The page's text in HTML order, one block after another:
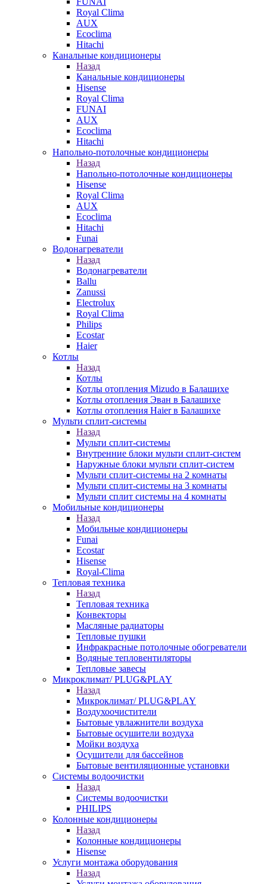
Royal Clima
AUX
Ecoclima
Hitachi
Канальные кондиционеры
Назад
Канальные кондиционеры
Hisense
Royal Clima
FUNAI
AUX
Ecoclima
Hitachi
Напольно-потолочные кондиционеры
Назад
Напольно-потолочные кондиционеры
Hisense
Royal Clima
AUX
Ecoclima
Hitachi
Funai
Водонагреватели
Назад
Водонагреватели
Ballu
Zanussi
Electrolux
Royal Clima
Philips
Ecostar
Haier
Котлы
Назад
Котлы
Котлы отопления Mizudo в Балашихе
Котлы отопления Эван в Балашихе
Котлы отопления Haier в Балашихе
Мульти сплит-системы
Назад
Мульти сплит-системы
Внутренние блоки мульти сплит-систем
Наружные блоки мульти сплит-систем
Мульти сплит-системы на 2 комнаты
Мульти сплит-системы на 3 комнаты
Мульти сплит системы на 4 комнаты
Мобильные кондиционеры
Назад
Мобильные кондиционеры
Funai
Ecostar
Hisense
Royal-Clima
Тепловая техника
Назад
Тепловая техника
Конвекторы
Масляные радиаторы
Тепловые пушки
Инфракрасные потолочные обогреватели
Водяные тепловентиляторы
Тепловые завесы
Микроклимат/ PLUG&PLAY
Назад
Микроклимат/ PLUG&PLAY
Воздухоочистители
Бытовые увлажнители воздуха
Бытовые осушители воздуха
Мойки воздуха
Осушители для бассейнов
Бытовые вентиляционные установки
Системы водоочистки
Назад
Системы водоочистки
PHILIPS
Колонные кондиционеры
Назад
Колонные кондиционеры
Hisense
Услуги монтажа оборудования
Назад